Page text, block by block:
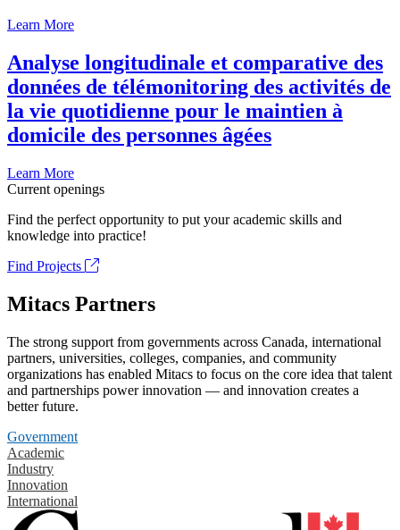
Learn More
Analyse longitudinale et comparative des
données de télémonitoring des activités de
la vie quotidienne pour le maintien à
domicile des personnes âgées
Learn More
Current openings
Find the perfect opportunity to put your academic skills and
knowledge into practice!
Find Projects
Mitacs Partners
The strong support from governments across Canada, international
partners, universities, colleges, companies, and community
organizations has enabled Mitacs to focus on the core idea that talent
and partnerships power innovation — and innovation creates a
better future.
Government
Academic
Industry
Innovation
International